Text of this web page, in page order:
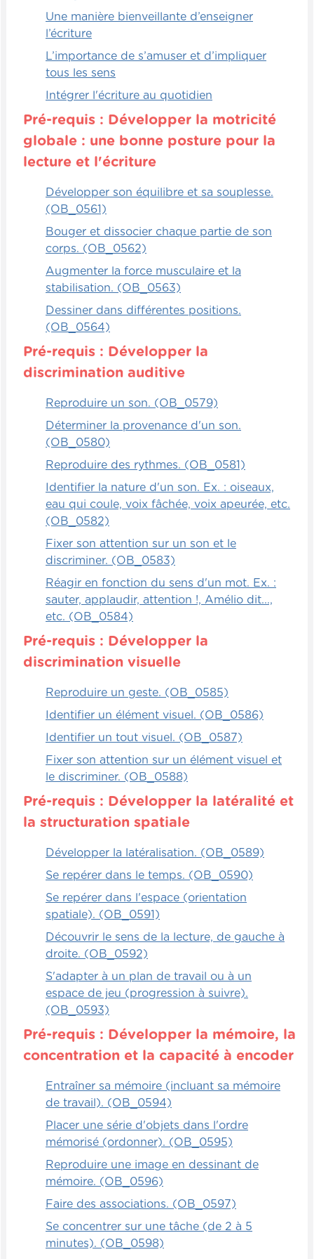
différentes de comptabiliser les syllabes.
Alors, quand on va vouloir jouer avec le
concept, l'éducateur doit dans un premier
temps déterminer s'il veut enseigner en
premier le décompte des syllabes orales ou
Une fois que c'est décidé, c'est le temps de
jouer.
Une manière bienveillante d’enseigner
l’écriture
L’importance de s’amuser et d’impliquer
tous les sens
Intégrer l'écriture au quotidien
Pré-requis : Développer la motricité
globale : une bonne posture pour la
lecture et l'écriture
Développer son équilibre et sa souplesse.
(OB_0561)
Bouger et dissocier chaque partie de son
corps. (OB_0562)
Augmenter la force musculaire et la
stabilisation. (OB_0563)
Dessiner dans différentes positions.
(OB_0564)
Pré-requis : Développer la
discrimination auditive
Reproduire un son. (OB_0579)
Déterminer la provenance d'un son.
(OB_0580)
Reproduire des rythmes. (OB_0581)
Identifier la nature d'un son. Ex. : oiseaux,
eau qui coule, voix fâchée, voix apeurée, etc.
(OB_0582)
Fixer son attention sur un son et le
discriminer. (OB_0583)
Réagir en fonction du sens d'un mot. Ex. :
sauter, applaudir, attention !, Amélio dit...,
etc. (OB_0584)
Pré-requis : Développer la
discrimination visuelle
Reproduire un geste. (OB_0585)
Identifier un élément visuel. (OB_0586)
Identifier un tout visuel. (OB_0587)
Fixer son attention sur un élément visuel et
le discriminer. (OB_0588)
Pré-requis : Développer la latéralité et
la structuration spatiale
Développer la latéralisation. (OB_0589)
Se repérer dans le temps. (OB_0590)
Se repérer dans l'espace (orientation
spatiale). (OB_0591)
Découvrir le sens de la lecture, de gauche à
droite. (OB_0592)
S'adapter à un plan de travail ou à un
espace de jeu (progression à suivre).
(OB_0593)
Pré-requis : Développer la mémoire, la
concentration et la capacité à encoder
Entraîner sa mémoire (incluant sa mémoire
de travail). (OB_0594)
Placer une série d'objets dans l'ordre
mémorisé (ordonner). (OB_0595)
Reproduire une image en dessinant de
mémoire. (OB_0596)
Faire des associations. (OB_0597)
Se concentrer sur une tâche (de 2 à 5
minutes). (OB_0598)